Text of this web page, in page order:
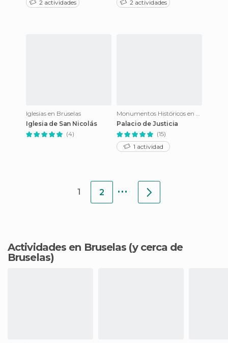
2 actividades 2 actividades
Iglesias en Bruselas
Iglesia de San Nicolás
(4)
Monumentos Históricos en Bruselas
Palacio de Justicia
(15)
1 actividad
1 2 ...
Actividades en Bruselas (y cerca de
Bruselas)